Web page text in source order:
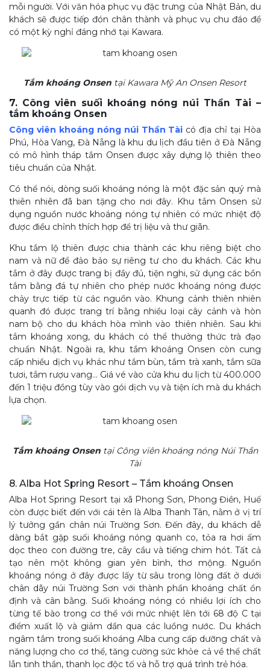
mỗi người. Với văn hóa phục vụ đặc trưng của Nhật Bản, du
khách sẽ được tiếp đón chân thành và phục vụ chu đáo để
có một kỳ nghỉ đáng nhớ tại Kawara.
Tắm khoáng Onsen tại Kawara Mỹ An Onsen Resort
7. Công viên suối khoáng nóng núi Thần Tài –
tắm khoáng Onsen
Công viên khoáng nóng núi Thần Tài có địa chỉ tại Hòa
Phú, Hòa Vang, Đà Nẵng là khu du lịch đầu tiên ở Đà Nẵng
có mô hình tháp tắm Onsen được xây dựng lộ thiên theo
tiêu chuẩn của Nhật.
Có thể nói, dòng suối khoáng nóng là một đặc sản quý mà
thiên nhiên đã ban tặng cho nơi đây. Khu tắm Onsen sử
dụng nguồn nước khoáng nóng tự nhiên có mức nhiệt độ
được điều chỉnh thích hợp để trị liệu và thư giãn.
Khu tắm lộ thiên được chia thành các khu riêng biệt cho
nam và nữ để đảo bảo sự riêng tư cho du khách. Các khu
tắm ở đây được trang bị đầy đủ, tiện nghi, sử dụng các bồn
tắm bằng đá tự nhiên cho phép nước khoáng nóng được
chảy trực tiếp từ các nguồn vào. Khung cảnh thiên nhiên
quanh đó được trang trí bằng nhiều loại cây cảnh và hòn
nam bộ cho du khách hòa mình vào thiên nhiên. Sau khi
tắm khoáng xong, du khách có thể thưởng thức trà đạo
chuẩn Nhật. Ngoài ra, khu tắm khoáng Onsen còn cung
cấp nhiều dịch vụ khác như tắm bùn, tắm trà xanh, tắm sữa
tươi, tắm rượu vang… Giá vé vào cửa khu du lịch từ 400.000
đến 1 triệu đồng tùy vào gói dịch vụ và tiện ích mà du khách
lựa chọn.
Tắm khoáng Onsen tại Công viên khoáng nóng Núi Thần
Tài
8. Alba Hot Spring Resort – Tắm khoáng Onsen
Alba Hot Spring Resort tại xã Phong Sơn, Phong Điền, Huế
còn được biết đến với cái tên là Alba Thanh Tân, nằm ở vị trí
lý tưởng gần chân núi Trường Sơn. Đến đây, du khách dễ
dàng bắt gặp suối khoáng nóng quanh co, tỏa ra hơi ấm
dọc theo con đường tre, cây cầu và tiếng chim hót. Tất cả
tạo nên một không gian yên bình, thơ mộng. Nguồn
khoáng nóng ở đây được lấy từ sâu trong lòng đất ở dưới
chân dãy núi Trường Sơn với thành phần khoáng chất ổn
định và cân bằng. Suối khoáng nóng có nhiều lợi ích cho
từng tế bào trong cơ thể với mức nhiệt lên tới 68 độ C tại
điểm xuất lộ và giảm dần qua các luồng nước. Du khách
ngâm tắm trong suối khoáng Alba cung cấp dưỡng chất và
năng lượng cho cơ thể, tăng cường sức khỏe cả về thể chất
lẫn tinh thần, thanh lọc độc tố và hỗ trợ quá trình trẻ hóa.